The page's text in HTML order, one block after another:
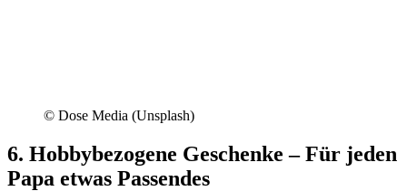
© Dose Media (Unsplash)
6. Hobbybezogene Geschenke – Für jeden
Papa etwas Passendes